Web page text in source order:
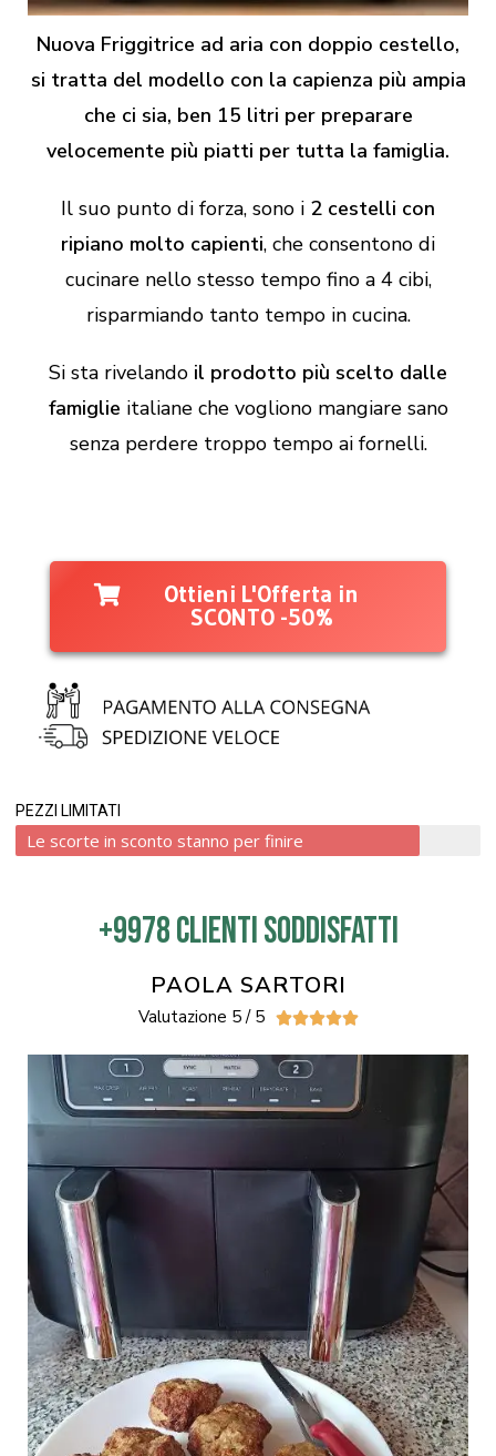
Nuova Friggitrice ad aria con doppio cestello,
si tratta del modello con la capienza più ampia
che ci sia, ben 15 litri per preparare
velocemente più piatti per tutta la famiglia.
Il suo punto di forza, sono i 2 cestelli con
ripiano molto capienti, che consentono di
cucinare nello stesso tempo fino a 4 cibi,
risparmiando tanto tempo in cucina.
Si sta rivelando il prodotto più scelto dalle
famiglie italiane che vogliono mangiare sano
senza perdere troppo tempo ai fornelli.
Ottieni L'Offerta in
SCONTO -50%
PEZZI LIMITATI
Le scorte in sconto stanno per finire
+9978 clienti soddisfatti
PAOLA SARTORI
Valutazione 5 / 5 